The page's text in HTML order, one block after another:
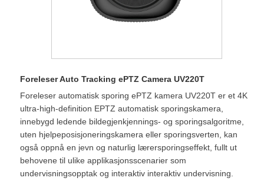
Foreleser Auto Tracking ePTZ Camera UV220T
Foreleser automatisk sporing ePTZ kamera UV220T er et 4K
ultra-high-definition EPTZ automatisk sporingskamera,
innebygd ledende bildegjenkjennings- og sporingsalgoritme,
uten hjelpeposisjoneringskamera eller sporingsverten, kan
også oppnå en jevn og naturlig lærersporingseffekt, fullt ut
behovene til ulike applikasjonsscenarier som
undervisningsopptak og interaktiv interaktiv undervisning.